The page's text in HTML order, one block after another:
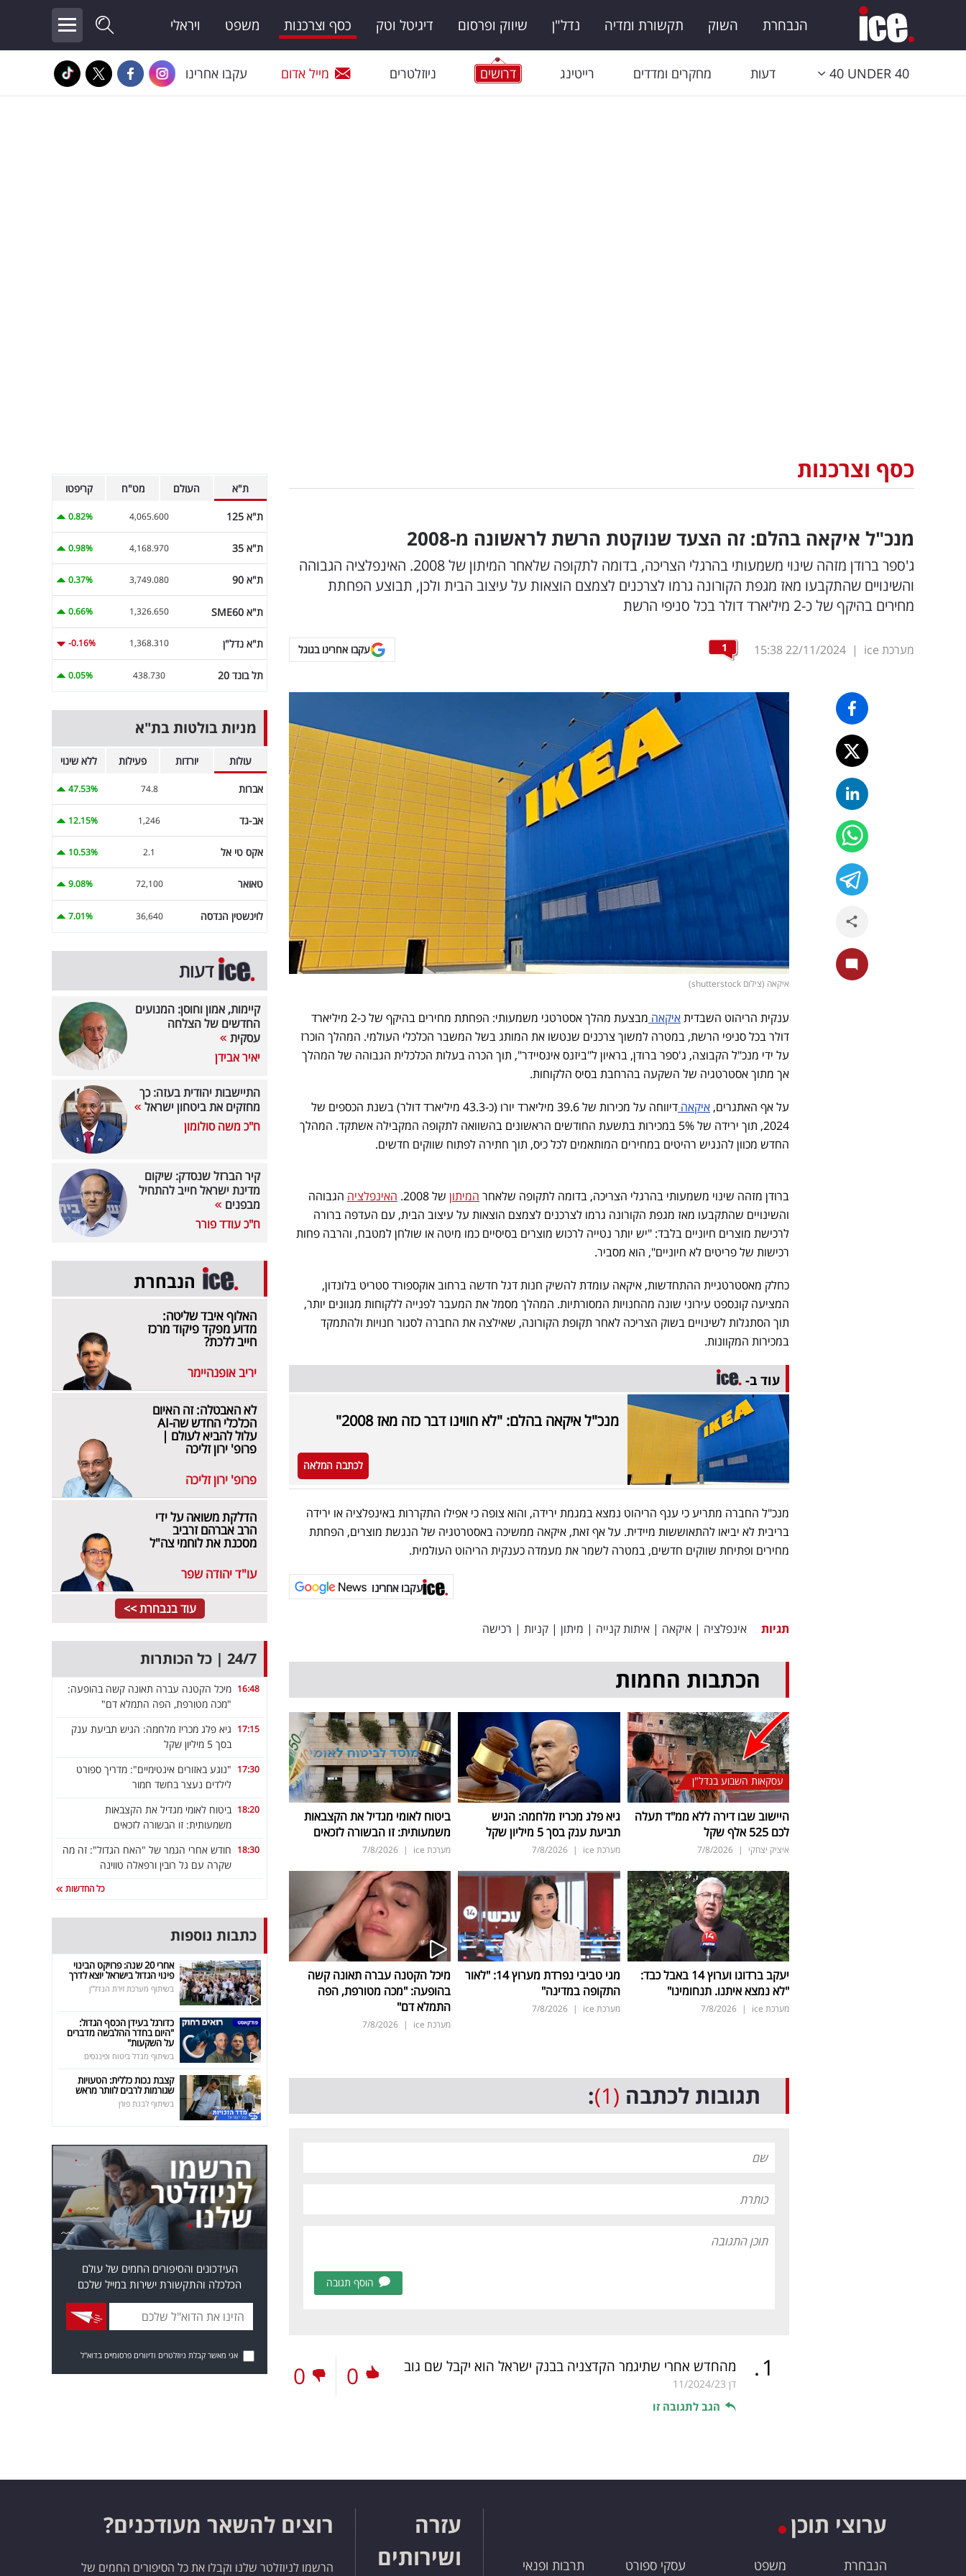
הנבחרת השוק תקשורת ומדיה נדל"ן שיווק ופרסום דיגיטל וטק כסף וצרכנות משפט ויראלי
40 UNDER 40 דעות מחקרים ומדדים רייטינג דרושים ניוזלטרים מייל אדום עקבו אחרינו
כסף וצרכנות
מנכ"ל איקאה בהלם: זה הצעד שנוקטת הרשת לראשונה מ-2008
ג'ספר ברודן מזהה שינוי משמעותי בהרגלי הצריכה, בדומה לתקופה שלאחר המיתון של 2008. האינפלציה הגבוהה
והשינויים שהתקבעו מאז מגפת הקורונה גרמו לצרכנים לצמצם הוצאות על עיצוב הבית ולכן, תבוצע הפחתת
מחירים בהיקף של כ-2 מיליארד דולר בכל סניפי הרשת
מערכת ice |
22/11/2024
15:38
1 עקבו אחרינו בגוגל
איקאה (צילום shutterstock)
ענקית הריהוט השבדיתאיקאה
מבצעת מהלך אסטרטגי משמעותי: הפחתת מחירים בהיקף של כ-2 מיליארד
דולר בכל סניפי הרשת, במטרה למשוך צרכנים שנטשו את המותג בשל המשבר הכלכלי העולמי. המהלך הוכרז
על ידי מנכ"ל הקבוצה, ג'ספר ברודן, בראיון ל"ביזנס אינסיידר", תוך הכרה בעלות הכלכלית הגבוהה של המהלך
אך מתוך אסטרטגיה של השקעה בהרחבת בסיס הלקוחות.
על אף האתגרים, איקאה
דיווחה על מכירות של 39.6 מיליארד יורו (כ-43.3 מיליארד דולר) בשנת הכספים של
2024, תוך ירידה של 5% במכירות בתשעת החודשים הראשונים בהשוואה לתקופה המקבילה אשתקד. המהלך
החדש מכוון להנגיש רהיטים במחירים המותאמים לכל כיס, תוך חתירה לפתוח שווקים חדשים.
ברודן מזהה שינוי משמעותי בהרגלי הצריכה, בדומה לתקופה שלאחר המיתון של 2008. האינפלציה הגבוהה
והשינויים שהתקבעו מאז מגפת הקורונה גרמו לצרכנים לצמצם הוצאות על עיצוב הבית, עם העדפה ברורה
לרכישת מוצרים חיוניים בלבד: "יש יותר נטייה לרכוש מוצרים בסיסיים כמו מיטה או שולחן למטבח, והרבה פחות
רכישות של פריטים לא חיוניים", הוא מסביר.
כחלק מאסטרטגיית ההתחדשות, איקאה עומדת להשיק חנות דגל חדשה ברחוב אוקספורד סטריט בלונדון,
המציעה קונספט עירוני שונה מהחנויות המסורתיות. המהלך מסמל את המעבר לפנייה ללקוחות מגוונים יותר,
תוך הסתגלות לשינויים בשוק הצריכה לאחר תקופת הקורונה, שאילצה את החברה לסגור חנויות ולהתמקד
במכירות המקוונות.
עוד ב-
מנכ"ל איקאה בהלם: "לא חווינו דבר כזה מאז 2008"
לכתבה המלאה
מנכ"ל החברה מתריע כי ענף הריהוט נמצא במגמת ירידה, והוא צופה כי אפילו התקררות באינפלציה או ירידה
בריבית לא יביאו להתאוששות מיידית. על אף זאת, איקאה ממשיכה באסטרטגיה של הנגשת מוצרים, הפחתת
מחירים ופתיחת שווקים חדשים, במטרה לשמר את מעמדה כענקית הריהוט העולמית.
עקבו אחרינו
תגיות אינפלציה | איקאה | איתות קנייה | מיתון | קניות | רכישה
הכתבות החמות
עסקאות השבוע בנדל"ן
היישוב שבו דירה ללא ממ"ד תעלה
לכם 525 אלף שקל
איציק יצחקי |
7/8/2026
גיא פלג מכריז מלחמה: הגיש
תביעת ענק בסך 5 מיליון שקל
מערכת ice |
7/8/2026
ביטוח לאומי מגדיל את הקצבאות
משמעותית: זו הבשורה לזכאים
מערכת ice |
7/8/2026
יעקב ברדוגו וערוץ 14 באבל כבד:
"לא נמצא איתנו. תנחומינו"
מערכת ice |
7/8/2026
מגי טביבי נפרדת מערוץ 14: "לאור
התקופה במדינה"
מערכת ice |
7/8/2026
מיכל הקטנה עברה תאונה קשה
בהופעה: "מכה מטורפת, הפה
התמלא דם"
מערכת ice |
7/8/2026
תגובות לכתבה (1)
:
הוסף תגובה
1
. מהחדש אחרי שתיגמר הקדצניה בבנק ישראל הוא יקבל שם גוב
דן 11/2024/23
הגב לתגובה זו
0
0
ת"א העולם מט"ח קריפטו
ת"א 125 4,065.600
0.82%
ת"א 35 4,168.970
0.98%
ת"א 90 3,749.080
0.37%
ת"א SME60 1,326.650
0.66%
ת"א נדל"ן 1,368.310
-0.16%
תל בונד 20 438.730
0.05%
מניות בולטות בת"א
עולות יורדות פעילות ללא שינוי
אברות 74.8
47.53%
אב-גד 1,246
12.15%
אקס טי אל 2.1
10.53%
טאואר 72,100
9.08%
לוינשטין הנדסה 36,640
7.01%
דעות
קיימות, אמון וחוסן: המנועים
החדשים של הצלחה
עסקית
יאיר אבידן
התיישבות יהודית בעזה: כך
מחזקים את ביטחון ישראל
ח"כ משה סולומון
קיר הברזל שנסדק: שיקום
מדינת ישראל חייב להתחיל
מבפנים
ח"כ עודד פורר
הנבחרת
האלוף איבד שליטה:
מדוע מפקד פיקוד מרכז
חייב ללכת?
יריב אופנהיימר
לא האבטלה: זה האיום
הכלכלי החדש שה-AI
עלול להביא לעולם |
פרופ' ירון זליכה
פרופ' ירון זליכה
הדלקת משואה על ידי
הרב אברהם זרביב
מסכנת את לוחמי צה"ל
עו"ד יהודה שפר
עוד בנבחרת >>
24/7 | כל הכותרות
16:48 מיכל הקטנה עברה תאונה קשה בהופעה:
"מכה מטורפת, הפה התמלא דם"
17:15 גיא פלג מכריז מלחמה: הגיש תביעת ענק
בסך 5 מיליון שקל
17:30 "נוגע באזורים אינטימיים": מדריך ספורט
לילדים נעצר בחשד חמור
18:20 ביטוח לאומי מגדיל את הקצבאות
משמעותית: זו הבשורה לזכאים
18:30 חודש אחרי הגמר של "האח הגדול": זה מה
שקרה עם גל רובין ורפאלה טווינה
כל החדשות
כתבות נוספות
אחרי 20 שנה: פרויקט הבינוי
פינוי הגדול בישראל יוצא לדרך
בשיתוף מערכת זירת הנדל"ן
כדורגל בעידן הכסף הגדול:
"היום בחדר ההלבשה מדברים
על השקעות"
בשיתוף מגדל ביטוח ופיננסים
קצבת נכות כללית: הטעויות
שגורמות לרבים לוותר מראש
בשיתוף לבנת פורן
העידכונים והסיפורים החמים של עולם
הכלכלה והתקשורת ישירות במייל שלכם
אני מאשר קבלת ניוזלטרים ודיוורים פרסומיים בדוא"ל
ערוצי תוכן
הנבחרת משפט עסקי ספורט תרבות ופנאי
עזרה
ושירותים
רוצים להשאר מעודכנים?
הרשמו לניוזלטר שלנו וקבלו את כל הסיפורים החמים של